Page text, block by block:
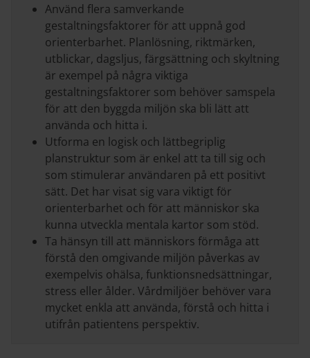
Använd flera samverkande
gestaltningsfaktorer för att uppnå god
orienterbarhet. Planlösning, riktmärken,
utblickar, dagsljus, färgsättning och skyltning
är exempel på några viktiga
gestaltningsfaktorer som behöver samspela
för att den byggda miljön ska bli lätt att
använda och hitta i.
Utforma en logisk och lättbegriplig
planstruktur som är enkel att ta till sig och
som stimulerar användaren på ett positivt
sätt. Det har visat sig vara viktigt för
orienterbarhet och för att människor ska
kunna utveckla mentala kartor som stöd.
Ta hänsyn till att människors förmåga att
förstå den omgivande miljön påverkas av
exempelvis ohälsa, funktionsnedsättningar,
stress eller ålder. Vårdmiljöer behöver vara
mycket enkla att använda, förstå och hitta i
utifrån patientens perspektiv.